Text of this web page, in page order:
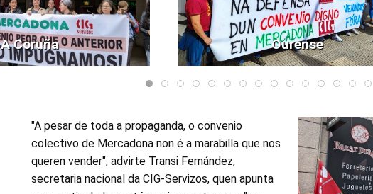
A Coruña Ourense
"A pesar de toda a propaganda, o convenio
colectivo de Mercadona non é a marabilla que nos
queren vender", advirte Transi Fernández,
secretaria nacional da CIG-Servizos, quen apunta